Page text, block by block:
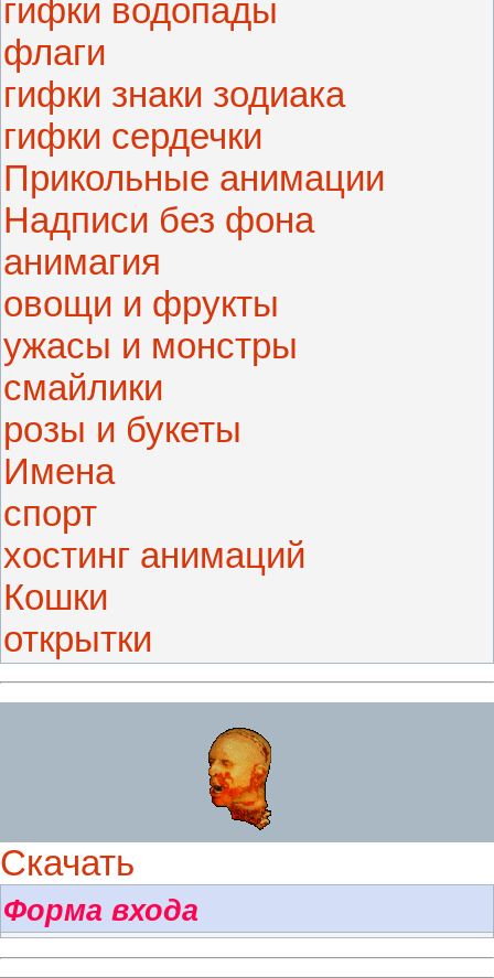
гифки водопады
флаги
гифки знаки зодиака
гифки сердечки
Прикольные анимации
Надписи без фона
анимагия
овощи и фрукты
ужасы и монстры
смайлики
розы и букеты
Имена
спорт
хостинг анимаций
Кошки
открытки
Скачать
Форма входа